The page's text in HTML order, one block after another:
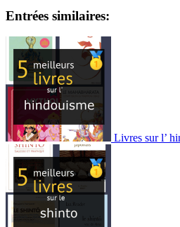
Entrées similaires:
Livres sur l’